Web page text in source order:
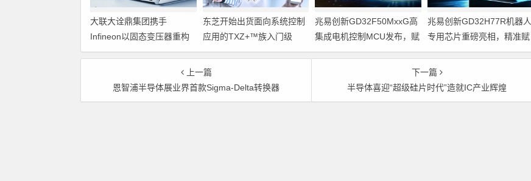
大联大诠鼎集团携手
Infineon以固态变压器重构
配电效率新标杆
东芝开始出货面向系统控制
应用的TXZ+™族入门级
M4V组（搭载Arm
Cortex‑M4内核的标准微控
制器）工程样品
兆易创新GD32F50MxxG高
集成电机控制MCU发布，赋
能人形机器人关节驱动革新
兆易创新GD32H77R机器人
专用芯片重磅亮相，精准赋
能伺服驱动与关节控制
上一篇
恩智浦半导体展业界首款Sigma-Delta转换器
下一篇
半导体喜迎“超级硅片时代”造就IC产业辉煌